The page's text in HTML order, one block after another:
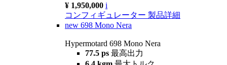
¥ 1,950,000 i
コンフィギュレーター 製品詳細
new 698 Mono Nera
Hypermotard 698 Mono Nera
77.5 ps 最高出力